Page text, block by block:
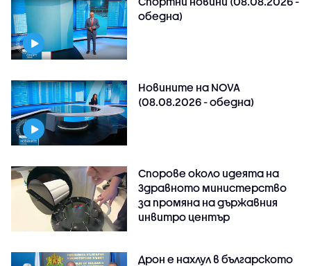
обедна)
Новините на NOVA
(08.08.2026 - обедна)
Спорове около идеята на
Здравното министерство
за промяна на държавния
инвитро център
Дрон е нахлул в българското